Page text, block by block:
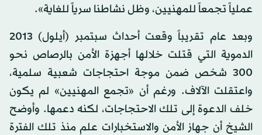
عملياً تجمعاً للمهنيين، وظل نشاطنا سرياً للغاية».
وبعد عام تقريباً وقعت أحداث سبتمبر (أيلول) 2013
الدموية التي قتلت خلالها أجهزة الأمن بالرصاص نحو
300 شخص ضمن موجة احتجاجات شعبية سلمية،
واعتقلت الآلاف. ورغم أن «تجمع المهنيين» لم يكون
خلف الدعوة إلى تلك الاحتجاجات، لكنه دعمها. وأوضح
الشيخ أن جهاز الأمن والاستخبارات علم منذ تلك الفترة